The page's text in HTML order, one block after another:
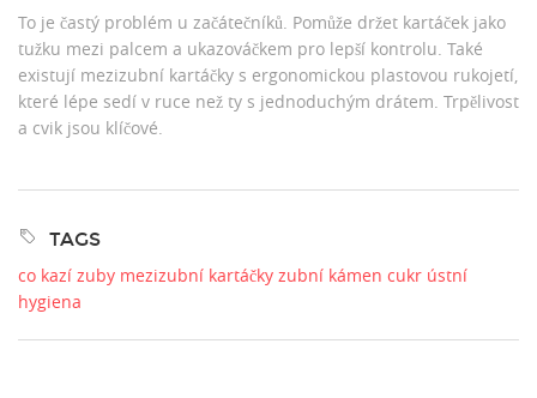
To je častý problém u začátečníků. Pomůže držet kartáček jako
tužku mezi palcem a ukazováčkem pro lepší kontrolu. Také
existují mezizubní kartáčky s ergonomickou plastovou rukojetí,
které lépe sedí v ruce než ty s jednoduchým drátem. Trpělivost
a cvik jsou klíčové.
TAGS
co kazí zuby mezizubní kartáčky zubní kámen cukr ústní
hygiena